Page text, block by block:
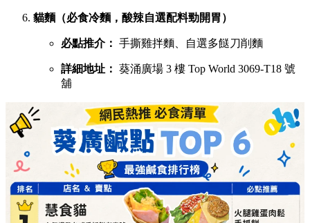
貓麵（必食冷麵，酸辣自選配料勁開胃）
必點推介： 手撕雞拌麵、自選多餸刀削麵
詳細地址： 葵涌廣場 3 樓 Top World 3069-T18 號
舖